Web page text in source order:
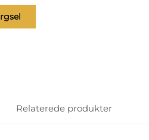
Relaterede produkter